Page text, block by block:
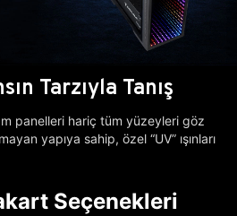
Tarzıyla Tanış
panelleri hariç tüm yüzeyleri göz
yapıya sahip, özel “UV” ışınları
Seçenekleri